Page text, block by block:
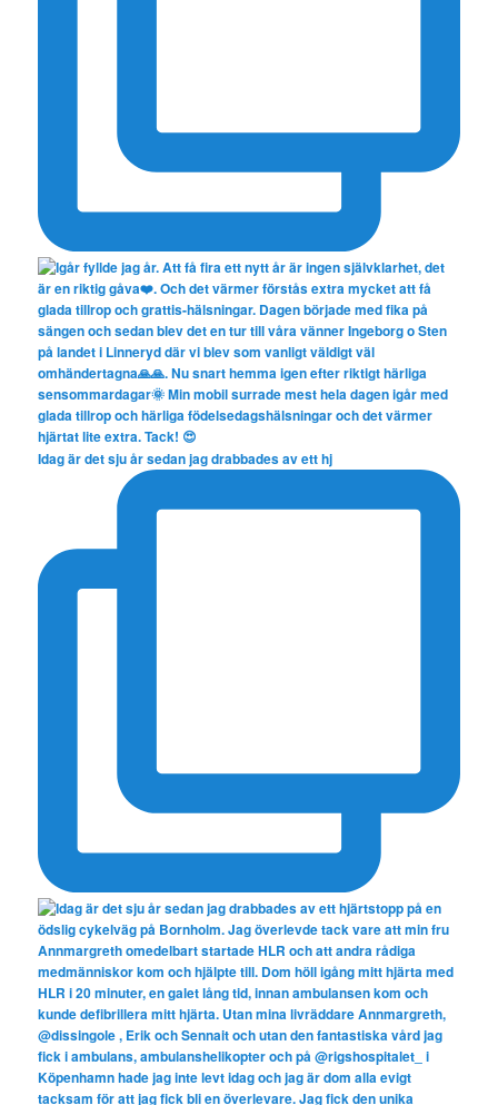
Idag är det sju år sedan jag drabbades av ett hj